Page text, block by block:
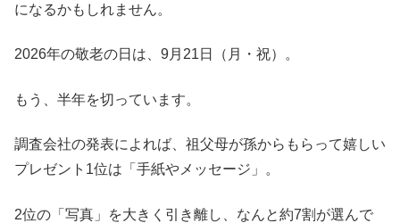
になるかもしれません。
2026年の敬老の日は、9月21日（月・祝）。
もう、半年を切っています。
調査会社の発表によれば、祖父母が孫からもらって嬉しい
プレゼント1位は「手紙やメッセージ」。
2位の「写真」を大きく引き離し、なんと約7割が選んで